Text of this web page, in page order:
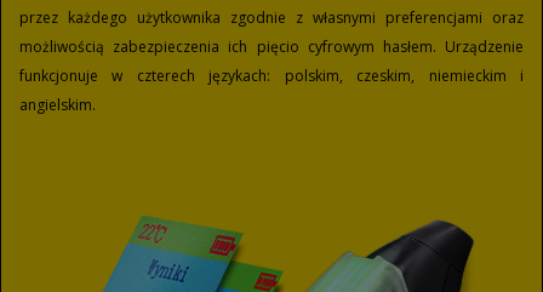
przez każdego użytkownika zgodnie z własnymi preferencjami oraz
możliwością zabezpieczenia ich pięcio cyfrowym hasłem. Urządzenie
funkcjonuje w czterech językach: polskim, czeskim, niemieckim i
angielskim.